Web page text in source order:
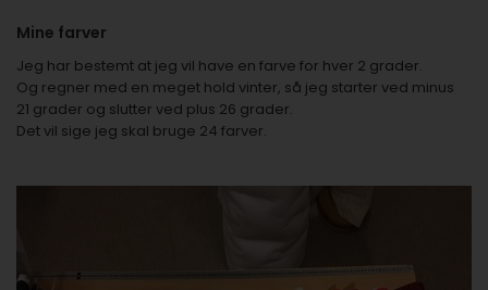
Mine farver
Jeg har bestemt at jeg vil have en farve for hver 2 grader.
Og regner med en meget hold vinter, så jeg starter ved minus
21 grader og slutter ved plus 26 grader.
Det vil sige jeg skal bruge 24 farver.